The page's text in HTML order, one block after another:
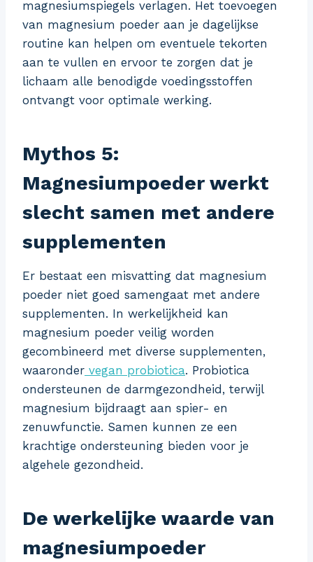
magnesiumspiegels verlagen. Het toevoegen
van magnesium poeder aan je dagelijkse
routine kan helpen om eventuele tekorten
aan te vullen en ervoor te zorgen dat je
lichaam alle benodigde voedingsstoffen
ontvangt voor optimale werking.
Mythos 5:
Magnesiumpoeder werkt
slecht samen met andere
supplementen
Er bestaat een misvatting dat magnesium
poeder niet goed samengaat met andere
supplementen. In werkelijkheid kan
magnesium poeder veilig worden
gecombineerd met diverse supplementen,
waaronder vegan probiotica. Probiotica
ondersteunen de darmgezondheid, terwijl
magnesium bijdraagt aan spier- en
zenuwfunctie. Samen kunnen ze een
krachtige ondersteuning bieden voor je
algehele gezondheid.
De werkelijke waarde van
magnesiumpoeder